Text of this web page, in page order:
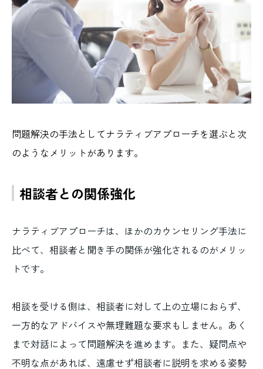
問題解決の手法としてナラティブアプローチを選ぶと次
のようなメリットがあります。
相談者との関係強化
ナラティブアプローチは、ほかのカウンセリング手法に
比べて、相談者と聞き手の関係が強化されるのがメリッ
トです。
相談を受ける側は、相談者に対して上の立場におらず、
一方的なアドバイスや無理難題な要求もしません。あく
まで対話によって問題解決を進めます。また、疑問点や
不明な点があれば、遠慮せず相談者に説明を求める姿勢